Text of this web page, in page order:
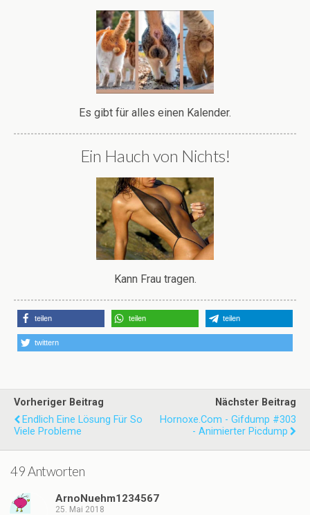
Es gibt für alles einen Kalender.
Ein Hauch von Nichts!
Kann Frau tragen.
teilen teilen teilen
twittern
Vorheriger Beitrag
Endlich Eine Lösung Für So
Viele Probleme
Nächster Beitrag
Hornoxe.com - Gifdump #303
- Animierter Picdump
49 Antworten
ArnoNuehm1234567
25. Mai 2018